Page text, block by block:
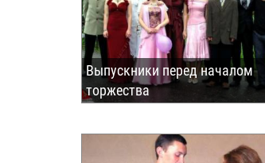
Выпускники перед началом
торжества